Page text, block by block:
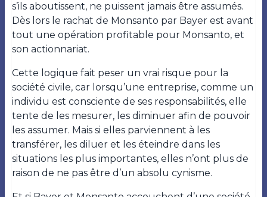
s’ils aboutissent, ne puissent jamais être assumés.
Dès lors le rachat de Monsanto par Bayer est avant
tout une opération profitable pour Monsanto, et
son actionnariat.
Cette logique fait peser un vrai risque pour la
société civile, car lorsqu’une entreprise, comme un
individu est consciente de ses responsabilités, elle
tente de les mesurer, les diminuer afin de pouvoir
les assumer. Mais si elles parviennent à les
transférer, les diluer et les éteindre dans les
situations les plus importantes, elles n’ont plus de
raison de ne pas être d’un absolu cynisme.